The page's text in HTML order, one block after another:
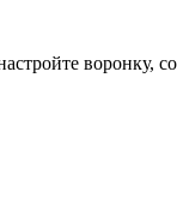
воронку,